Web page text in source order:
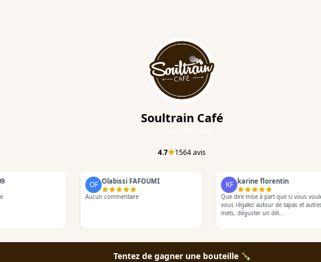
Soultrain Café
4.7 1564avis
OF Olabissi FAFOUMI
Aucun commentaire
KF karine florentin
Que dire mise à part que si vous voulez
vous régalez autour de tapas et autres
mets, déguster un dél...
Tentez de gagner une bouteille 🍾